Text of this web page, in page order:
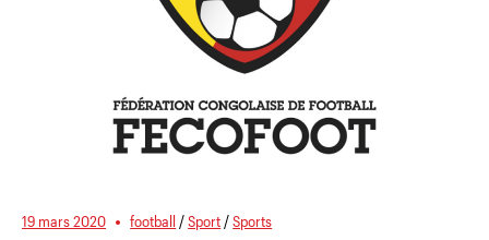
19 mars 2020 football /Sport /Sports